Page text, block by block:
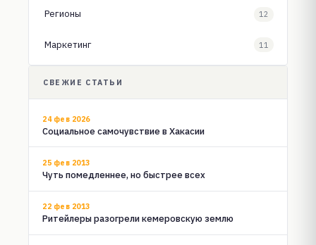
Регионы 12
Маркетинг 11
СВЕЖИЕ СТАТЬИ
24 фев 2026
Социальное самочувствие в Хакасии
25 фев 2013
Чуть помедленнее, но быстрее всех
22 фев 2013
Ритейлеры разогрели кемеровскую землю